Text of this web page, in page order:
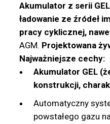
Akumulator z serii
ładowanie ze źródeł
pracy cyklicznej,
AGM. Projektowana
Najważniejsze cechy:
Akumulator GEL
konstrukcji,
Automatyczny
powstałego gazu